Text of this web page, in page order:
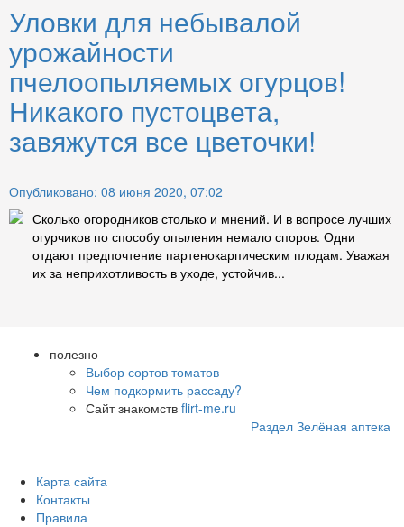
Уловки для небывалой
урожайности
пчелоопыляемых огурцов!
Никакого пустоцвета,
завяжутся все цветочки!
Опубликовано: 08 июня 2020, 07:02
Сколько огородников столько и мнений. И в вопросе лучших
огурчиков по способу опыления немало споров. Одни
отдают предпочтение партенокарпическим плодам. Уважая
их за неприхотливость в уходе, устойчив...
полезно
Выбор сортов томатов
Чем подкормить рассаду?
Сайт знакомств flirt-me.ru
Раздел Зелёная аптека
Карта сайта
Контакты
Правила